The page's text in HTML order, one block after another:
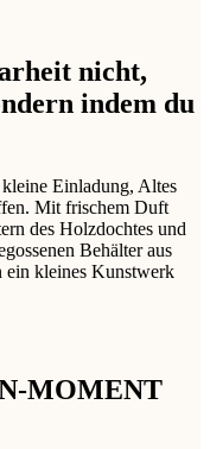
nicht,
indem du
Einladung, Altes
Mit frischem Duft
des Holzdochtes und
Behälter aus
ein kleines Kunstwerk
MOMENT